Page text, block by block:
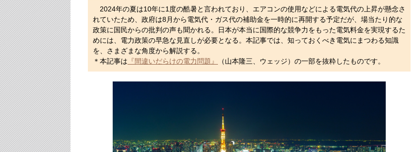
2024年の夏は10年に1度の酷暑と言われており、エアコンの使用などによる電気代の上昇が懸念さ
れていたため、政府は8月から電気代・ガス代の補助金を一時的に再開する予定だが、場当たり的な
政策に国民からの批判の声も聞かれる。日本が本当に国際的な競争力をもった電気料金を実現するた
めには、電力政策の早急な見直しが必要となる。本記事では、知っておくべき電気にまつわる知識
を、さまざまな角度から解説する。
＊本記事は 『間違いだらけの電力問題』 （山本隆三、ウェッジ）の一部を抜粋したものです。